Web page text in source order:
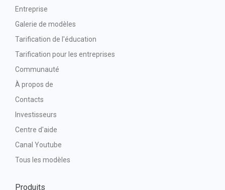
Entreprise
Galerie de modèles
Tarification de l'éducation
Tarification pour les entreprises
Communauté
À propos de
Contacts
Investisseurs
Centre d'aide
Canal Youtube
Tous les modèles
Produits